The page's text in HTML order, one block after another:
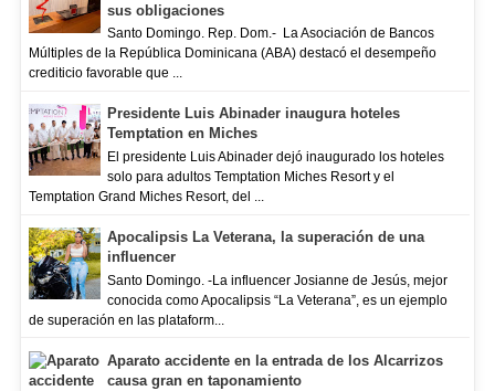
sus obligaciones
Santo Domingo. Rep. Dom.- La Asociación de Bancos
Múltiples de la República Dominicana (ABA) destacó el desempeño
crediticio favorable que ...
Presidente Luis Abinader inaugura hoteles
Temptation en Miches
El presidente Luis Abinader dejó inaugurado los hoteles
solo para adultos Temptation Miches Resort y el
Temptation Grand Miches Resort, del ...
Apocalipsis La Veterana, la superación de una
influencer
Santo Domingo. -La influencer Josianne de Jesús, mejor
conocida como Apocalipsis “La Veterana”, es un ejemplo
de superación en las plataform...
Aparato accidente en la entrada de los Alcarrizos
causa gran en taponamiento